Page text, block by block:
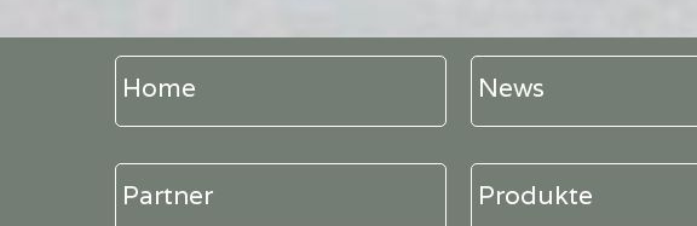
Home News
Partner Produkte